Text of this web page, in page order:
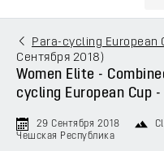
Para-cycling European
Сентября 2018 )
Women Elite -
cycling European Cup
29 Сентября 2018
Чешская Республика